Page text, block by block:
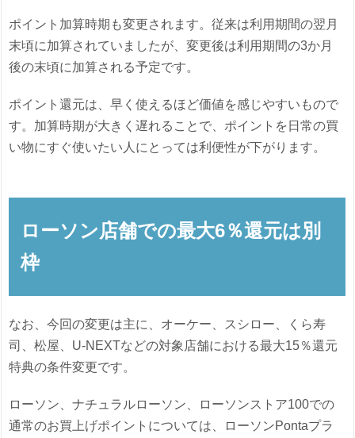
ポイント加算時期も変更されます。従来は利用期間の翌月
末頃に加算されていましたが、変更後は利用期間の3か月
後の末頃に加算される予定です。
ポイント還元は、早く使えるほど価値を感じやすいもので
す。加算時期が大きく遅れることで、ポイントを日常の買
い物にすぐ使いたい人にとっては利便性が下がります。
ローソン店舗での最大6％還元は別
枠
なお、今回の変更は主に、オーケー、スシロー、くら寿
司、松屋、U-NEXTなどの対象店舗における最大15％還元
特典の条件変更です。
ローソン、ナチュラルローソン、ローソンストア100での
通常のお買上げポイントについては、ローソンPontaプラ